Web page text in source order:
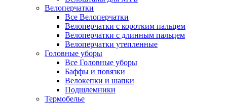
Велоперчатки
Все Велоперчатки
Велоперчатки с коротким пальцем
Велоперчатки с длинным пальцем
Велоперчатки утепленные
Головные уборы
Все Головные уборы
Баффы и повязки
Велокепки и шапки
Подшлемники
Термобелье